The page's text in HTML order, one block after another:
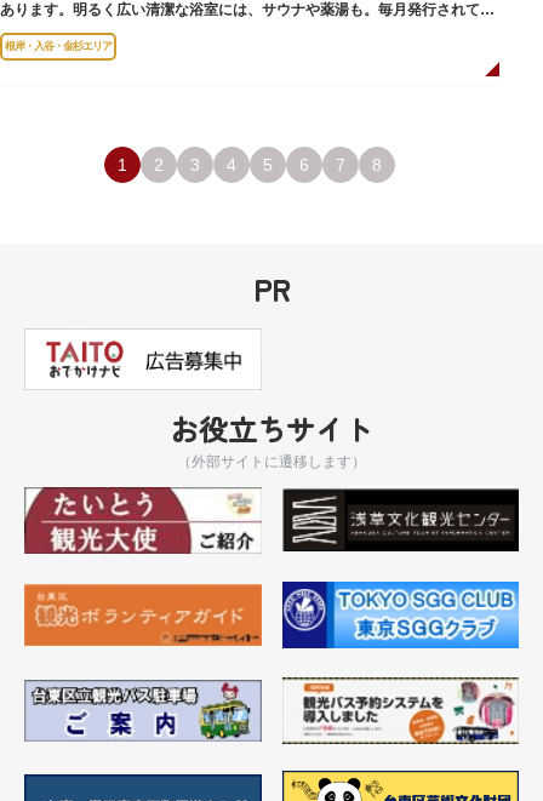
あります。明るく広い清潔な浴室には、サウナや薬湯も。毎月発行されてい
る萩の湯だよりで薬湯の予定を確認すれば、お好みの薬湯を楽しめます。
また併設されたレストラン、食事処こもれびではおいしい食事だけでなく、
根岸・入谷・金杉エリア
1 2 3 4 5 6 7 8
PR
お役立ちサイト
（外部サイトに遷移します）